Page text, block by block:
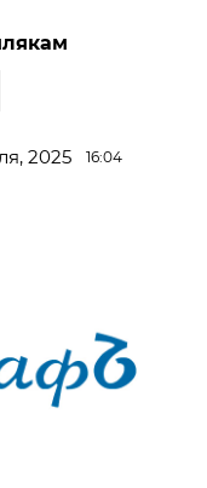
2025 16:04